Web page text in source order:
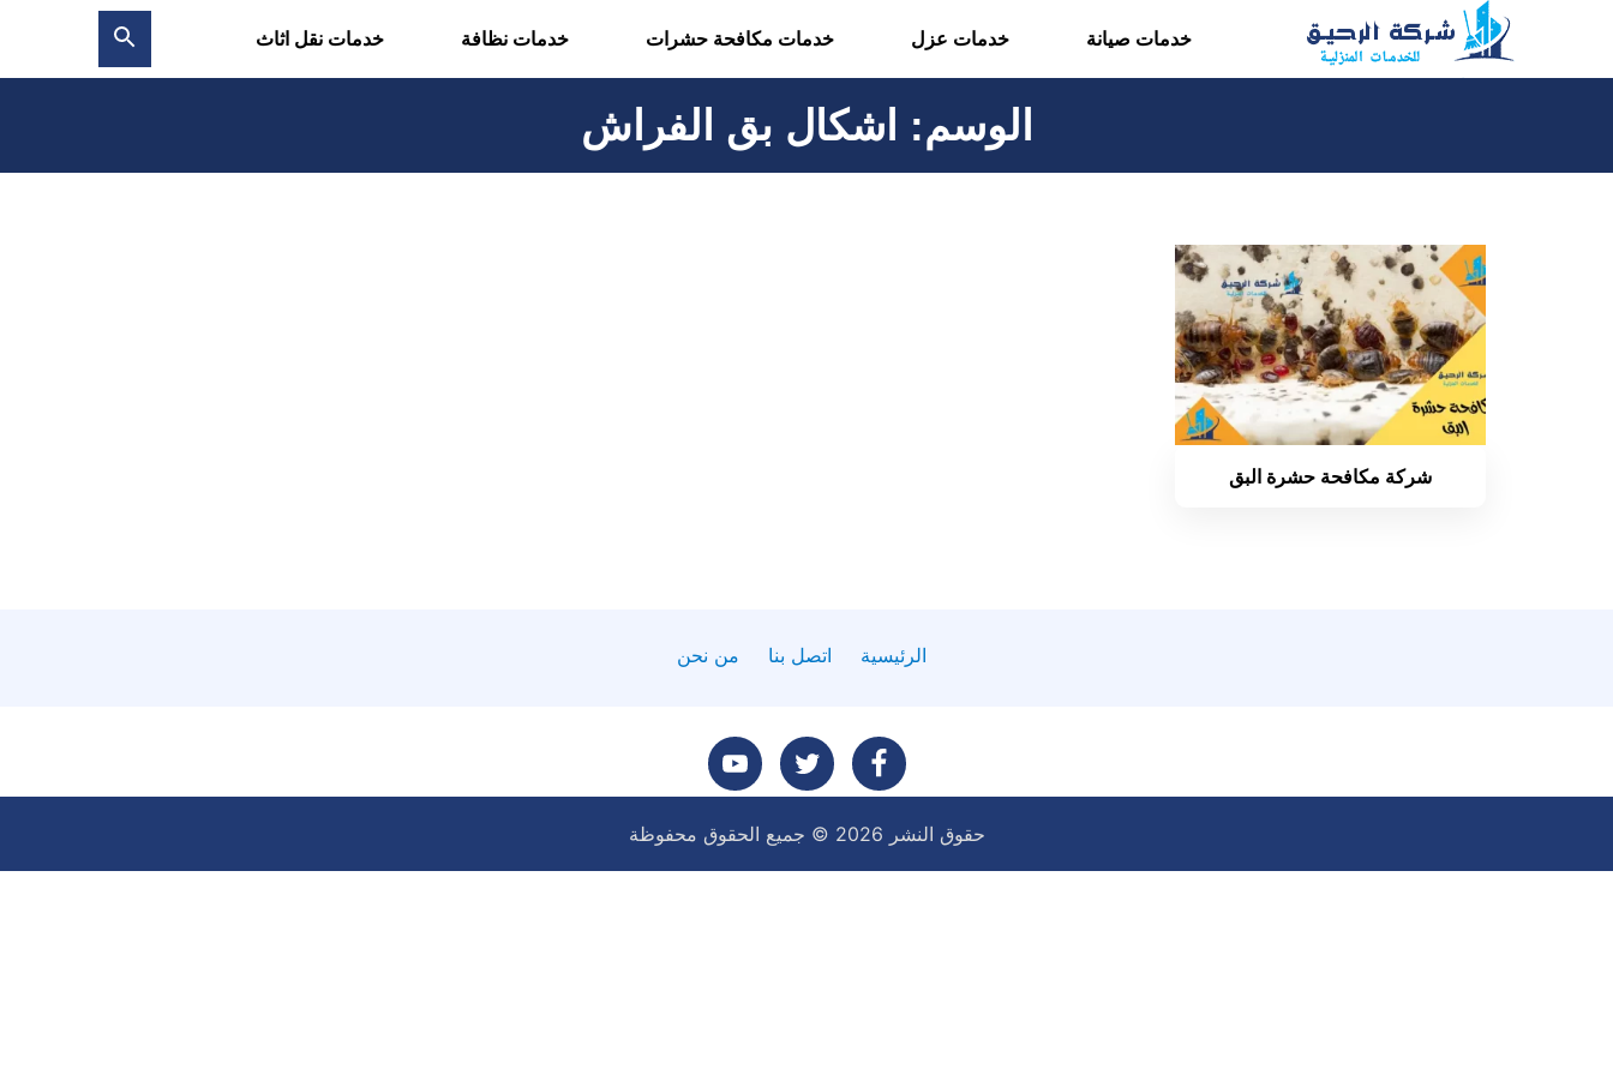
خدمات صيانة خدمات عزل خدمات مكافحة حشرات خدمات نظافة خدمات نقل اثاث
بحث
عن
الوسم: اشكال بق الفراش
شركة مكافحة حشرة البق
الرئيسية اتصل بنا من نحن
تابعنا
على
تابعنا
على
تابعنا
على حقوق النشر 2026 © جميع الحقوق محفوظة